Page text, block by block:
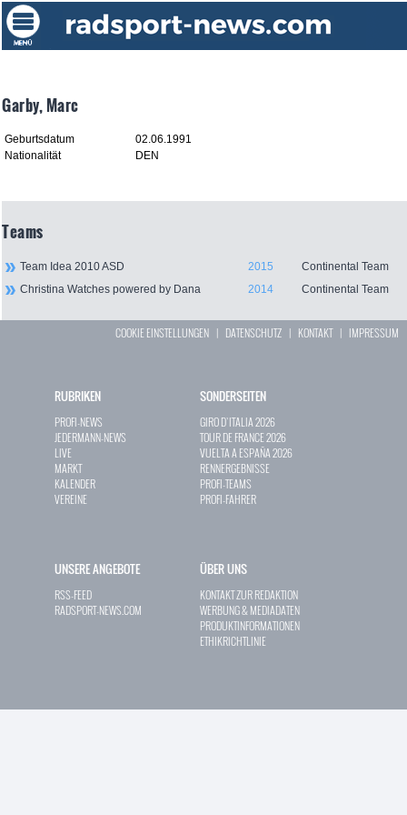
Garby, Marc
Geburtsdatum
02.06.1991
Nationalität
DEN
Teams
Team Idea 2010 ASD 2015
Continental Team
Christina Watches powered by Dana
2014 Continental Team
COOKIE EINSTELLUNGEN | DATENSCHUTZ | KONTAKT| IMPRESSUM
RUBRIKEN
PROFI-NEWS
JEDERMANN-NEWS
LIVE
MARKT
KALENDER
VEREINE
SONDERSEITEN
GIRO D`ITALIA 2026
TOUR DE FRANCE 2026
VUELTA A ESPAÑA 2026
RENNERGEBNISSE
PROFI-TEAMS
PROFI-FAHRER
UNSERE ANGEBOTE
RSS-FEED
RADSPORT-NEWS.COM
ÜBER UNS
KONTAKT ZUR REDAKTION
WERBUNG & MEDIADATEN
PRODUKTINFORMATIONEN
ETHIKRICHTLINIE